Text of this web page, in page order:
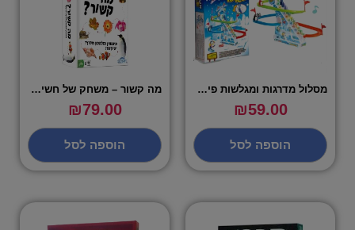
מסלול מדרגות ומגלשות פינגווינים אלקטרוני
₪59.00
הוספה לסל
מה קשור – משחק של חשיבה יצרתית
₪79.00
הוספה לסל